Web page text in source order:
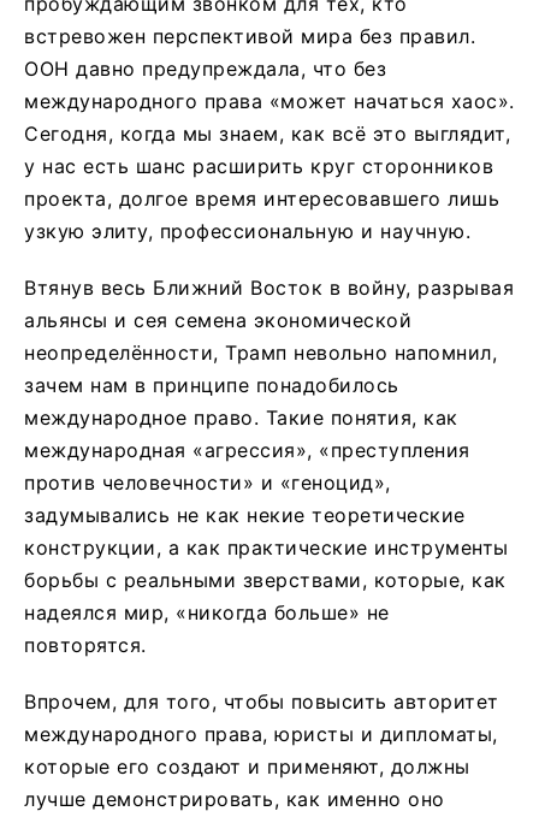
встревожен перспективой мира без правил.
ООН давно предупреждала, что без
международного права «может начаться хаос».
Сегодня, когда мы знаем, как всё это выглядит,
у нас есть шанс расширить круг сторонников
проекта, долгое время интересовавшего лишь
узкую элиту, профессиональную и научную.
Втянув весь Ближний Восток в войну, разрывая
альянсы и сея семена экономической
неопределённости, Трамп невольно напомнил,
зачем нам в принципе понадобилось
международное право. Такие понятия, как
международная «агрессия», «преступления
против человечности» и «геноцид»,
задумывались не как некие теоретические
конструкции, а как практические инструменты
борьбы с реальными зверствами, которые, как
надеялся мир, «никогда больше» не
повторятся.
Впрочем, для того, чтобы повысить авторитет
международного права, юристы и дипломаты,
которые его создают и применяют, должны
лучше демонстрировать, как именно оно